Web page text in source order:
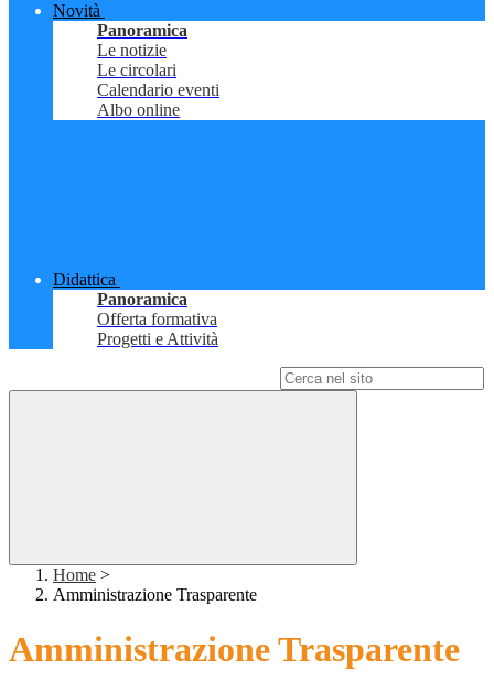
Novità
Panoramica
Le notizie
Le circolari
Calendario eventi
Albo online
Didattica
Panoramica
Offerta formativa
Progetti e Attività
Home >
Amministrazione Trasparente
Amministrazione Trasparente